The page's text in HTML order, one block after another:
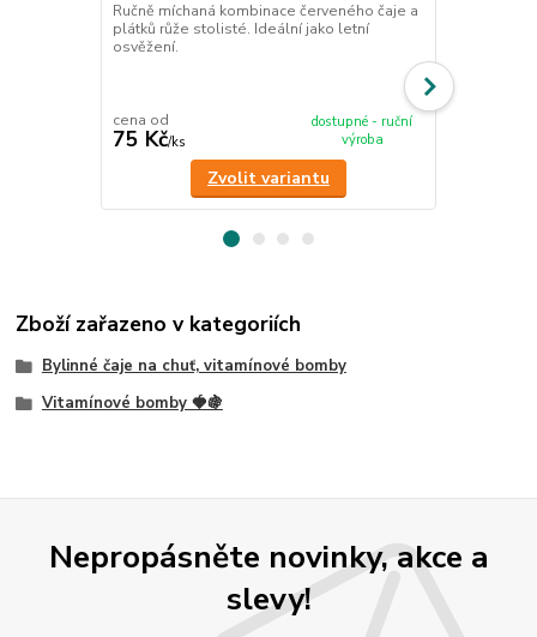
Ručně míchaná kombinace červeného čaje a
plátků růže stolisté. Ideální jako letní
osvěžení.
cena od
75 Kč/ks
dostupné - ruční
výroba
Zvolit variantu
Zboží zařazeno v kategoriích
Bylinné čaje na chuť, vitamínové bomby
Vitamínové bomby 🍓🍇
Nepropásněte novinky, akce a
slevy!